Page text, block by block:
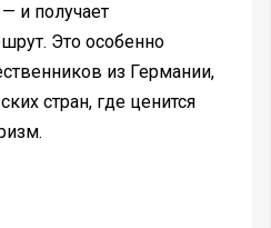
и получает
Это особенно
из Германии,
стран, где ценится